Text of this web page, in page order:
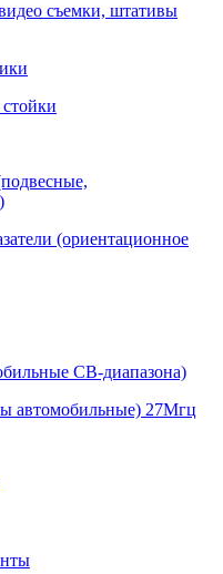
съемки, штативы
(ориентационное
СВ-диапазона)
автомобильные) 27Мгц